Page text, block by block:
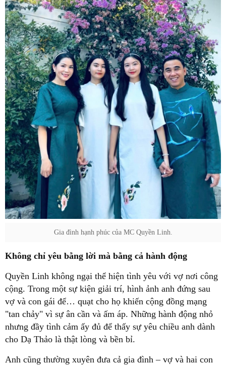
Gia đình hạnh phúc của MC Quyền Linh.
Không chỉ yêu bằng lời mà bằng cả hành động
Quyền Linh không ngại thể hiện tình yêu với vợ nơi công
cộng. Trong một sự kiện giải trí, hình ảnh anh đứng sau
vợ và con gái để… quạt cho họ khiến cộng đồng mạng
"tan chảy" vì sự ân cần và ấm áp. Những hành động nhỏ
nhưng đầy tình cảm ấy đủ để thấy sự yêu chiều anh dành
cho Dạ Thảo là thật lòng và bền bỉ.
Anh cũng thường xuyên đưa cả gia đình – vợ và hai con